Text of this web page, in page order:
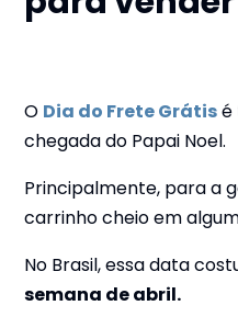
O Dia do Frete Grátisé
chegada do Papai Noel.
Principalmente, para a
carrinho cheio em
No Brasil, essa data
semana de abril.